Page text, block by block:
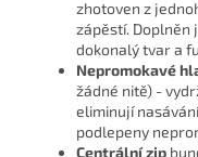
zhotoven z
zápěstí. Doplněn
dokonalý tvar a
Nepromokavé
žádné nitě) -
eliminují
podlepeny
Centrální zip